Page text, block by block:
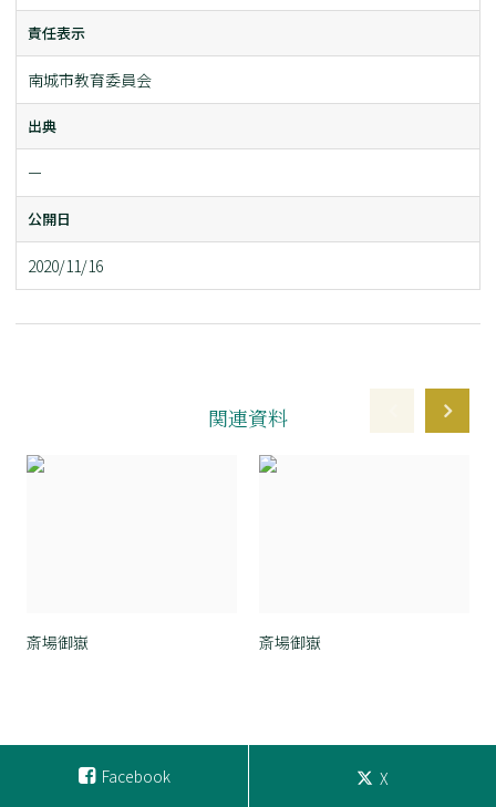
責任表示
南城市教育委員会
出典
ー
公開日
2020/11/16
関連資料
斎場御嶽 斎場御嶽
Facebook X